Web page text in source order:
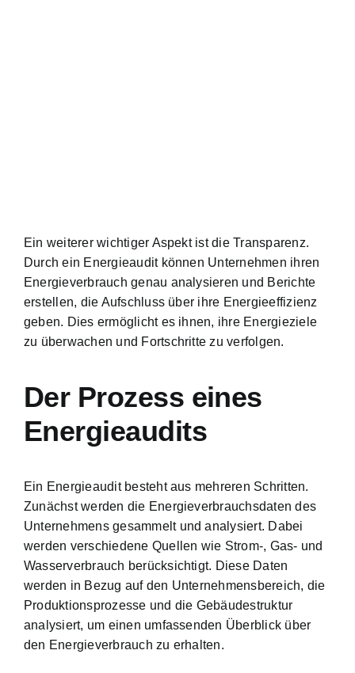
Ein weiterer wichtiger Aspekt ist die Transparenz.
Durch ein Energieaudit können Unternehmen ihren
Energieverbrauch genau analysieren und Berichte
erstellen, die Aufschluss über ihre Energieeffizienz
geben. Dies ermöglicht es ihnen, ihre Energieziele
zu überwachen und Fortschritte zu verfolgen.
Der Prozess eines
Energieaudits
Ein Energieaudit besteht aus mehreren Schritten.
Zunächst werden die Energieverbrauchsdaten des
Unternehmens gesammelt und analysiert. Dabei
werden verschiedene Quellen wie Strom-, Gas- und
Wasserverbrauch berücksichtigt. Diese Daten
werden in Bezug auf den Unternehmensbereich, die
Produktionsprozesse und die Gebäudestruktur
analysiert, um einen umfassenden Überblick über
den Energieverbrauch zu erhalten.